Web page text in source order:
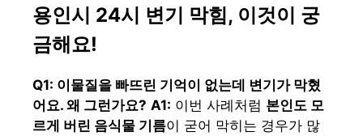
용인시 24시 변기 막힘, 이것이 궁
금해요!
Q1: 이물질을 빠뜨린 기억이 없는데 변기가 막혔
어요. 왜 그런가요? A1: 이번 사례처럼 본인도 모
르게 버린 음식물 기름이 굳어 막히는 경우가 많